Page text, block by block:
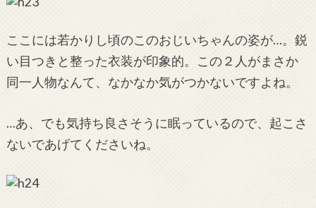
ここには若かりし頃のこのおじいちゃんの姿が…。鋭
い目つきと整った衣装が印象的。この２人がまさか
同一人物なんて、なかなか気がつかないですよね。
…あ、でも気持ち良さそうに眠っているので、起こさ
ないであげてくださいね。